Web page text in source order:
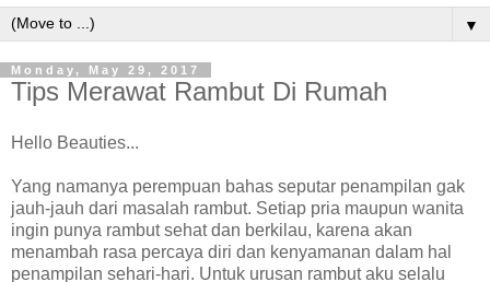
▼
Monday, May 29, 2017
Tips Merawat Rambut Di Rumah
Hello Beauties...
Yang namanya perempuan bahas seputar penampilan gak
jauh-jauh dari masalah rambut. Setiap pria maupun wanita
ingin punya rambut sehat dan berkilau, karena akan
menambah rasa percaya diri dan kenyamanan dalam hal
penampilan sehari-hari. Untuk urusan rambut aku selalu